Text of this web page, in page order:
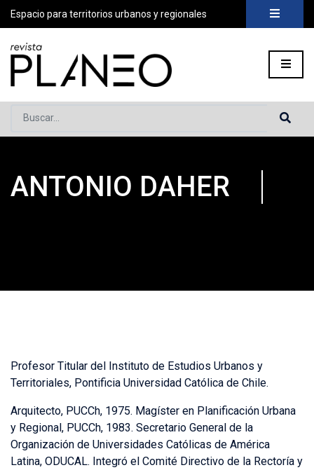
Espacio para territorios urbanos y regionales
Buscar...
Portada»Planeo Hoy»Antonio Daher
ANTONIO DAHER
Profesor Titular del Instituto de Estudios Urbanos y
Territoriales, Pontificia Universidad Católica de Chile.
Arquitecto, PUCCh, 1975. Magíster en Planificación Urbana
y Regional, PUCCh, 1983. Secretario General de la
Organización de Universidades Católicas de América
Latina, ODUCAL. Integró el Comité Directivo de la Rectoría y